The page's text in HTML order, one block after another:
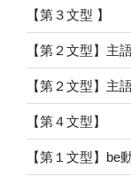
【第３文型 】
【第２文型】主
【第２文型】主
【第４文型】
【第１文型】be